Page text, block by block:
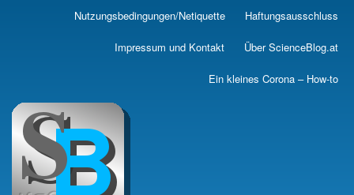
Skip
main
Nutzungsbedingungen/Netiquette Haftungsausschluss
Impressum und Kontakt Über ScienceBlog.at
Ein kleines Corona – How-to